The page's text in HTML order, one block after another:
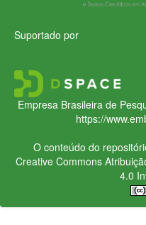
Suportado por
Empresa Brasileira de
https://
O conteúdo do
Creative Commons
4.0